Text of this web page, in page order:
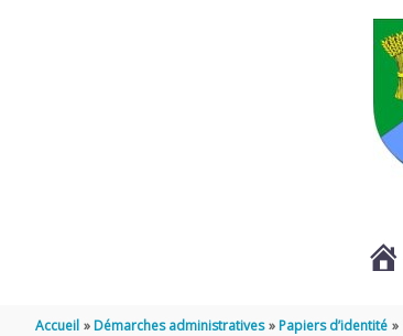
Accueil Démarches administratives Papiers d’identité